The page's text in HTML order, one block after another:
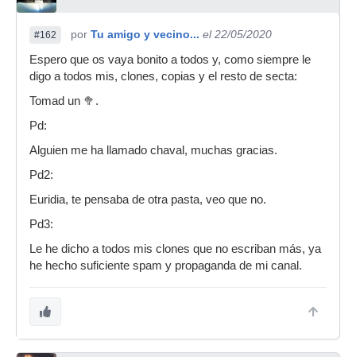
#162 por Tu amigo y vecino... el 22/05/2020
Espero que os vaya bonito a todos y, como siempre le
digo a todos mis, clones, copias y el resto de secta:
Tomad un 🥦.
Pd:
Alguien me ha llamado chaval, muchas gracias.
Pd2:
Euridia, te pensaba de otra pasta, veo que no.
Pd3:
Le he dicho a todos mis clones que no escriban más, ya
he hecho suficiente spam y propaganda de mi canal.